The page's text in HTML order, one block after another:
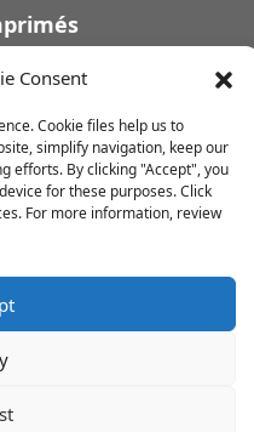
de Shuikou Est, district de
Consent
Cookie files help us to
simplify navigation, keep our
efforts. By clicking "Accept", you
for these purposes. Click
For more information, review